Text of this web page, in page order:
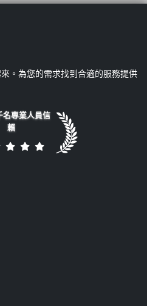
。為您的需求找到合適的服務提供
名專業人員信
賴